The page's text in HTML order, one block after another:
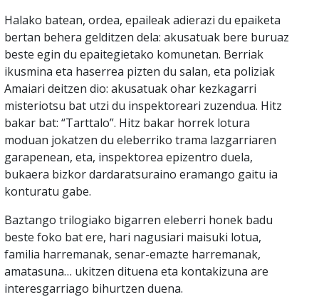
Halako batean, ordea, epaileak adierazi du epaiketa
bertan behera gelditzen dela: akusatuak bere buruaz
beste egin du epaitegietako komunetan. Berriak
ikusmina eta haserrea pizten du salan, eta poliziak
Amaiari deitzen dio: akusatuak ohar kezkagarri
misteriotsu bat utzi du inspektoreari zuzendua. Hitz
bakar bat: “Tarttalo”. Hitz bakar horrek lotura
moduan jokatzen du eleberriko trama lazgarriaren
garapenean, eta, inspektorea epizentro duela,
bukaera bizkor dardaratsuraino eramango gaitu ia
konturatu gabe.
Baztango trilogiako bigarren eleberri honek badu
beste foko bat ere, hari nagusiari maisuki lotua,
familia harremanak, senar-emazte harremanak,
amatasuna… ukitzen dituena eta kontakizuna are
interesgarriago bihurtzen duena.